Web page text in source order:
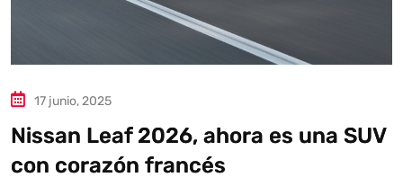
17 junio, 2025
Nissan Leaf 2026, ahora es una SUV
con corazón francés